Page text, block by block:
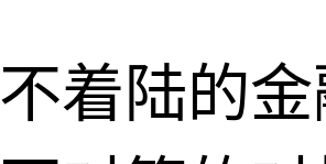
不着陆的金